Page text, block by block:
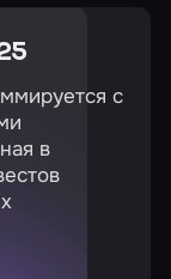
с
в